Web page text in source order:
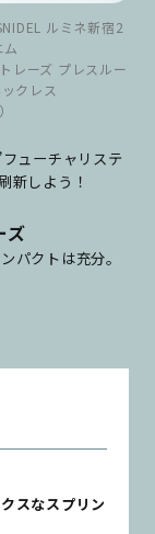
ルミネ新宿2
レーズ プレスルー
クレス
ューチャリステ
新しよう！
ズ
パクトは充分。
スなスプリン